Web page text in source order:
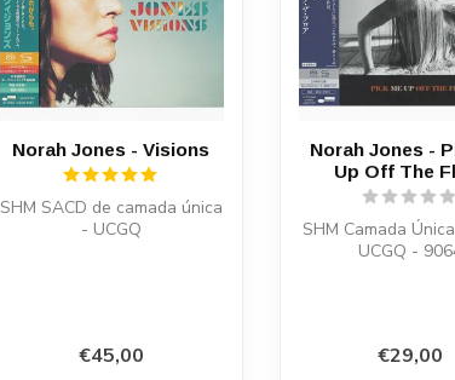
Norah Jones - Visions
SHM SACD de camada única
- UCGQ
€45,00
Norah Jones -
Up Off The
SHM Camada
UCGQ -
€29,00